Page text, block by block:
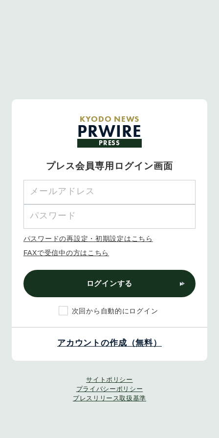
KYODO NEWS
PRWIRE
PRESS
プレス会員専用ログイン画面
パスワードの再設定・初期設定はこちら
FAXで受信中の方はこちら
ログインする
次回から自動的にログイン
アカウントの作成（無料）
サイトポリシー
プライバシーポリシー
プレスリリース取扱基準